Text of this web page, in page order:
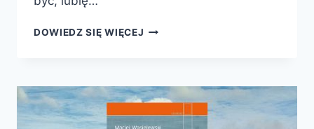
DOWIEDZ SIĘ WIĘCEJ DZIKA